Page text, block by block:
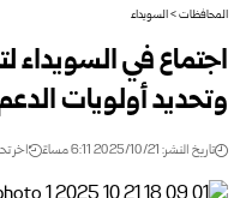
المحافظات>السويداء
اجتماع في السويداء
وتحديد أولويات
تاريخ النشر: 2025/10/21 6:11 مساءً اخر تحديث: